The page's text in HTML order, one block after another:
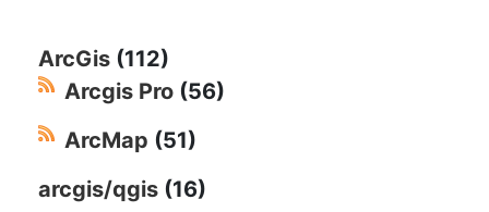
ArcGis (112)
Arcgis Pro (56)
ArcMap (51)
arcgis/qgis (16)